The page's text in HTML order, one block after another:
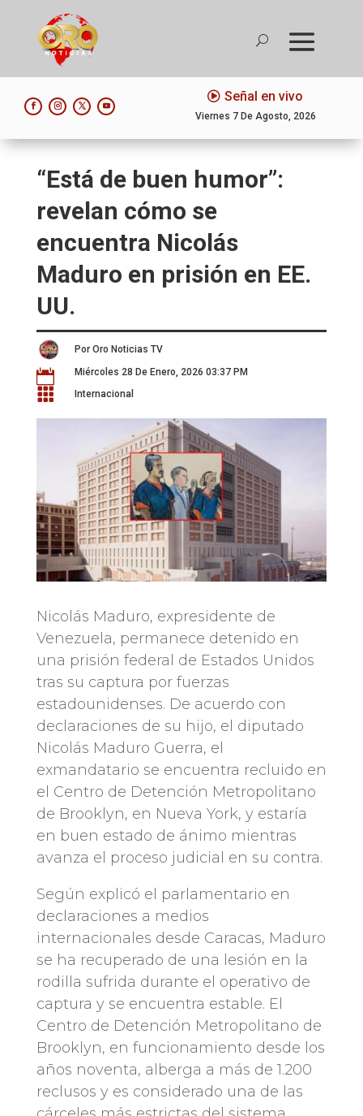
Señal en vivo
Viernes 7 De Agosto, 2026
“Está de buen humor”:
revelan cómo se
encuentra Nicolás
Maduro en prisión en EE.
UU.
Por Oro Noticias TV
 Miércoles 28 De Enero, 2026 03:37 PM
 Internacional
Nicolás Maduro, expresidente de
Venezuela, permanece detenido en
una prisión federal de Estados Unidos
tras su captura por fuerzas
estadounidenses. De acuerdo con
declaraciones de su hijo, el diputado
Nicolás Maduro Guerra, el
exmandatario se encuentra recluido en
el Centro de Detención Metropolitano
de Brooklyn, en Nueva York, y estaría
en buen estado de ánimo mientras
avanza el proceso judicial en su contra.
Según explicó el parlamentario en
declaraciones a medios
internacionales desde Caracas, Maduro
se ha recuperado de una lesión en la
rodilla sufrida durante el operativo de
captura y se encuentra estable. El
Centro de Detención Metropolitano de
Brooklyn, en funcionamiento desde los
años noventa, alberga a más de 1.200
reclusos y es considerado una de las